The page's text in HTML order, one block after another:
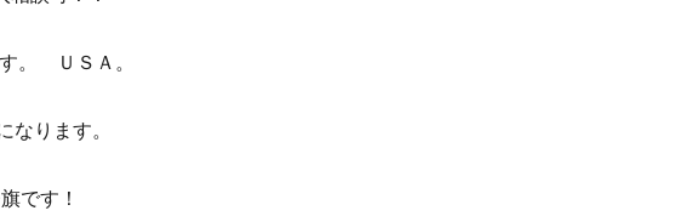
。 ＵＳＡ。
なります。
です！